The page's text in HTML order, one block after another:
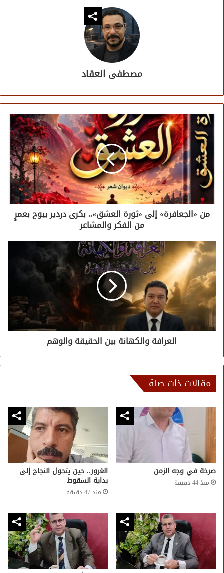
مصطفى العقاد
من «الجعافرة» إلى «ثورة العشق».. بكرى دردير يبوح بعمرٍ
من الفكر والمشاعر
العرافة والكهانة بين الحقيقة والوهم
مقالات ذات صلة
صرخة في وجه الزمن
منذ 44 دقيقة
الغرور.. حين يتحول النجاح إلى
بداية السقوط
منذ 47 دقيقة